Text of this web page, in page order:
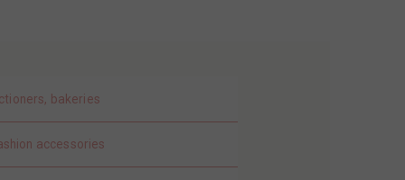
bakeries
accessories